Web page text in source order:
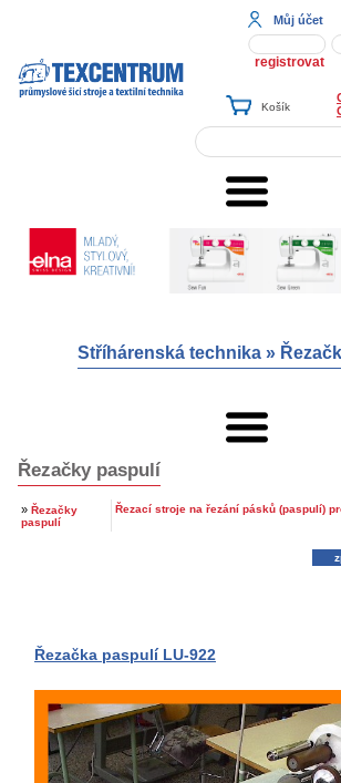
Můj účet
registrovat
Stříhárenská technika »
Řezačky paspulí
» Řezačky
paspulí
Řezací stroje na řezání pásků (paspulí)
Řezačka paspulí LU-922